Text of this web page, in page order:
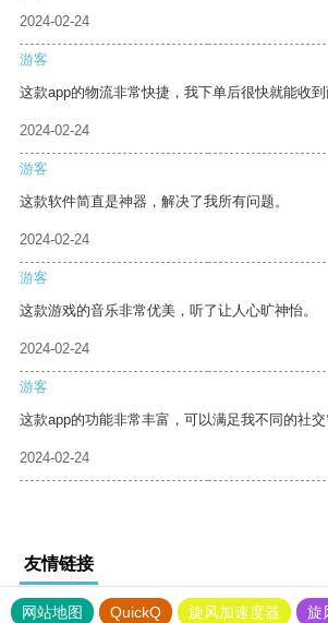
2024-02-24
游客
这款app的物流非常快捷，我下单后很快就能收到
2024-02-24
游客
这款软件简直是神器，解决了我所有问题。
2024-02-24
游客
这款游戏的音乐非常优美，听了让人心旷神怡。
2024-02-24
游客
这款app的功能非常丰富，可以满足我不同的社交
2024-02-24
友情链接
网站地图 QuickQ 旋风加速度器 旋